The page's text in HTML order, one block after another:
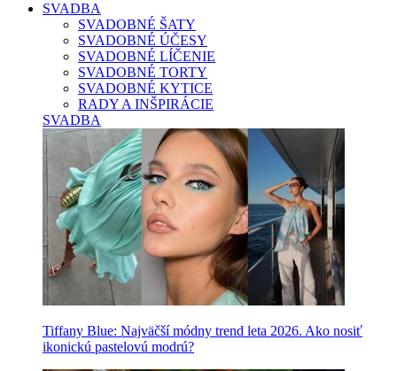
SVADBA
SVADOBNÉ ŠATY
SVADOBNÉ ÚČESY
SVADOBNÉ LÍČENIE
SVADOBNÉ TORTY
SVADOBNÉ KYTICE
RADY A INŠPIRÁCIE
SVADBA
Tiffany Blue: Najväčší módny trend leta 2026. Ako nosiť
ikonickú pastelovú modrú?